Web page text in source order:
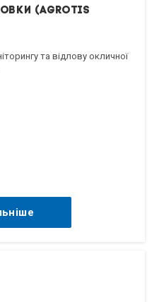
(Agrotis
та відлову окличної